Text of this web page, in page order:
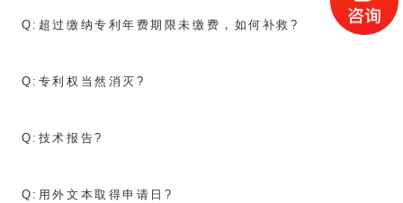
Q: 超过缴纳专利年费期限未缴费，如何补救?
Q: 专利权当然消灭?
Q: 技术报告?
Q: 用外文本取得申请日?